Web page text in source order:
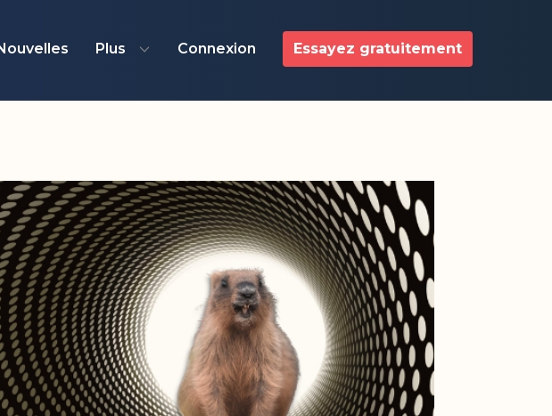
Plus Connexion Essayez gratuitement